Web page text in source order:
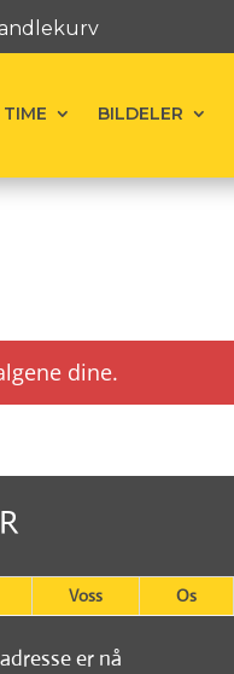
BILDELER
dine.
Voss Os
er nå